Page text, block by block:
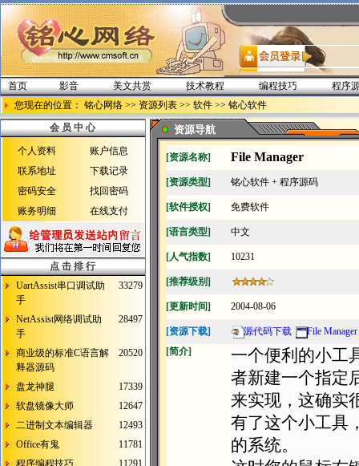
首页 影音 美文共赏 技术教程 编程技巧
程序
您现在的位置： 铭心网络 >> 资源列表 >> 软件 >> 铭心软件
会 员 中 心
个人资料
账户信息
联系地址
下载记录
密码安全
找回密码
账务明细
在线支付
点 击 排 行
UartAssist串口调试助
手
33279
NetAssist网络调试助
手
28497
商业级的标准C语言解
释器源码
20520
盘龙神腿
17339
软盘镜像大师
12647
二进制文本编辑器
12493
Office有鬼
11781
程序编程技巧
11291
资源导航
[资源名称] File Manager
[资源类型] 铭心软件 + 程序源码
[软件授权] 免费软件
[语言类型] 中文
[人气指数] 10231
[推荐级别]
[更新时间] 2004-08-06
[资源下载] 源代码下载
File Manager
[简介]
一个便利的小工
者新建一个指定
来实现，这确实
有了这个小工具
的系统。